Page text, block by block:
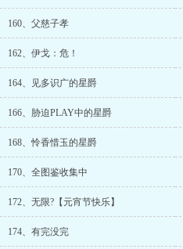
160、父慈子孝
162、伊戈：危！
164、见多识广的星爵
166、胁迫PLAY中的星爵
168、怜香惜玉的星爵
170、全图鉴收集中
172、无限?【元宵节快乐】
174、有完没完